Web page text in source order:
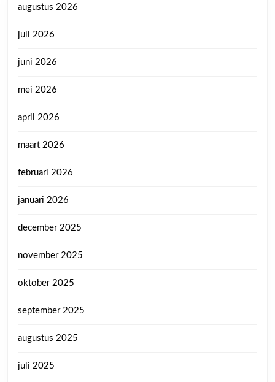
augustus 2026
juli 2026
juni 2026
mei 2026
april 2026
maart 2026
februari 2026
januari 2026
december 2025
november 2025
oktober 2025
september 2025
augustus 2025
juli 2025